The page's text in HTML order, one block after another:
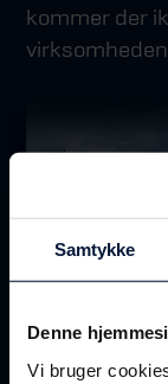
Samtykke
Denne
Vi bruger
kommer der